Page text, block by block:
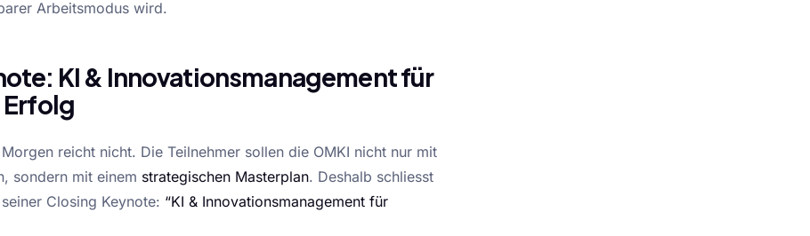
Arbeitsmodus wird.
KI & Innovationsmanagement für
reicht nicht. Die Teilnehmer sollen die OMKI nicht nur mit
sondern mit einem strategischen Masterplan. Deshalb schliesst
Closing Keynote: “KI & Innovationsmanagement für